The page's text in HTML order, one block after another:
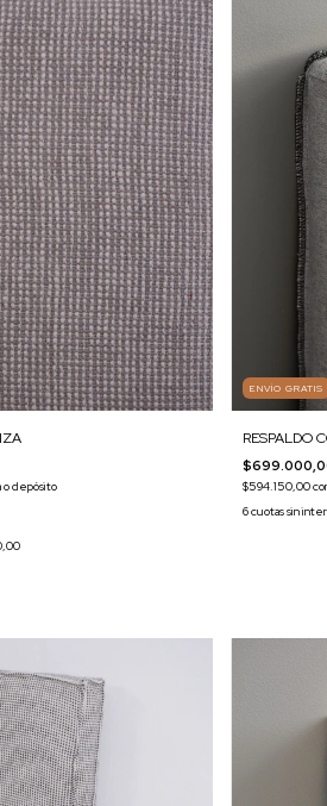
o depósito
ENVÍO GRATIS
RESPALDO
$594.150,00
6cuotas sin